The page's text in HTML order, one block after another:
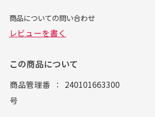
この商品について
商品管理番
号
240101663300